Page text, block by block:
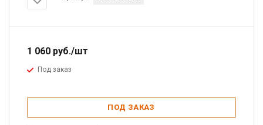
1 060 руб./шт
Под заказ
ПОД ЗАКАЗ